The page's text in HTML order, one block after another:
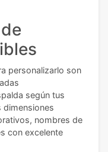
personalizarlo son
según tus
dimensiones
nombres de
con excelente